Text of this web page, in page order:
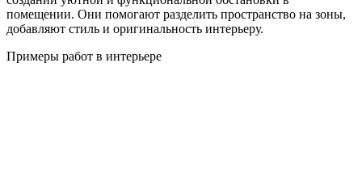
помещении. Они помогают разделить пространство на зоны,
добавляют стиль и оригинальность интерьеру.
Примеры работ в интерьере